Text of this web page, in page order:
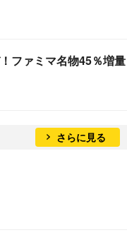
ファミマ名物45％増量
さらに見る